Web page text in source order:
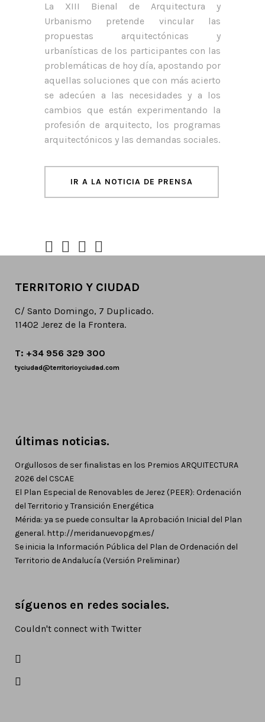
La XIII Bienal de Arquitectura y
Urbanismo pretende vincular las
propuestas arquitectónicas y
urbanísticas de los participantes con las
problemáticas de hoy día, apostando por
aquellas soluciones que con más acierto
se adecúen a las necesidades y a los
cambios que están experimentando la
profesión de arquitecto, los programas
arquitectónicos y las demandas sociales.
IR A LA NOTICIA DE PRENSA
TERRITORIO Y CIUDAD
C/ Santo Domingo, 7 Duplicado.
11402 Jerez de la Frontera.
T: +34 956 329 300
tyciudad@territorioyciudad.com
últimas noticias.
Orgullosos de ser finalistas en los Premios ARQUITECTURA
2026 del CSCAE
El Plan Especial de Renovables de Jerez (PEER): Ordenación
del Territorio y Transición Energética
Mérida: ya se puede consultar la Aprobación Inicial del Plan
general. http://meridanuevopgm.es/
Se inicia la Información Pública del Plan de Ordenación del
Territorio de Andalucía (Versión Preliminar)
síguenos en redes sociales.
Couldn't connect with Twitter